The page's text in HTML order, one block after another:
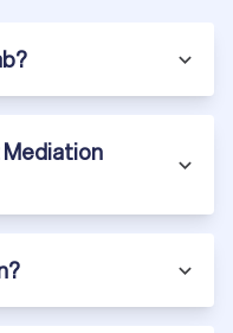
werden, wie in
Lösungen:In der
an die starren Regeln
Sie können kreative
erarbeiten, die ihren
Interessen entsprechen.
Kontexten anwenden,